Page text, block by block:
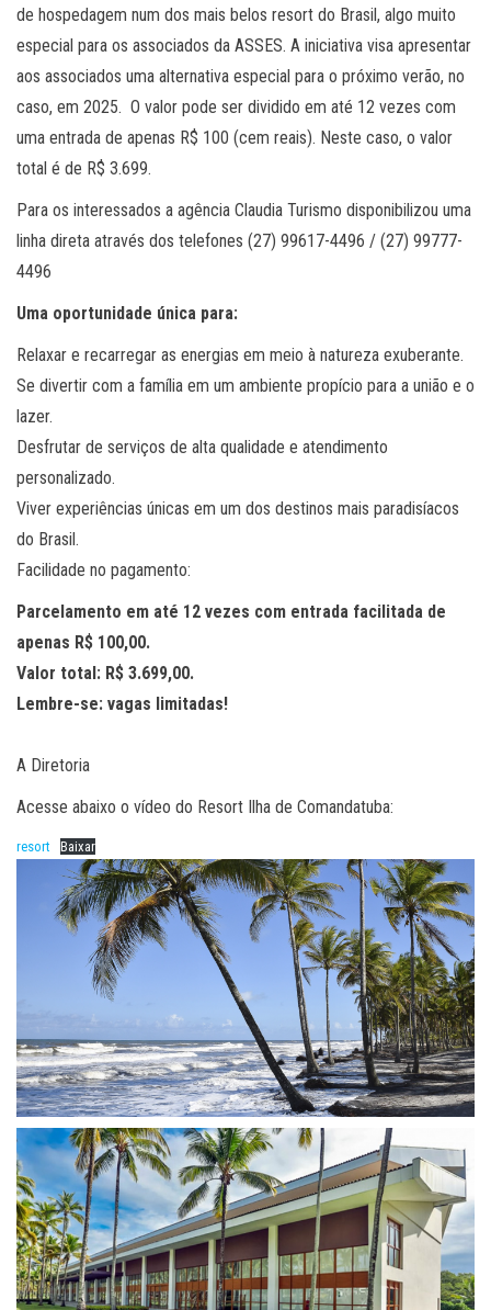
de hospedagem num dos mais belos resort do Brasil, algo muito
especial para os associados da ASSES. A iniciativa visa apresentar
aos associados uma alternativa especial para o próximo verão, no
caso, em 2025. O valor pode ser dividido em até 12 vezes com
uma entrada de apenas R$ 100 (cem reais). Neste caso, o valor
total é de R$ 3.699.
Para os interessados a agência Claudia Turismo disponibilizou uma
linha direta através dos telefones (27) 99617-4496 / (27) 99777-
4496
Uma oportunidade única para:
Relaxar e recarregar as energias em meio à natureza exuberante.
Se divertir com a família em um ambiente propício para a união e o
lazer.
Desfrutar de serviços de alta qualidade e atendimento
personalizado.
Viver experiências únicas em um dos destinos mais paradisíacos
do Brasil.
Facilidade no pagamento:
Parcelamento em até 12 vezes com entrada facilitada de
apenas R$ 100,00.
Valor total: R$ 3.699,00.
Lembre-se: vagas limitadas!
A Diretoria
Acesse abaixo o vídeo do Resort Ilha de Comandatuba:
resort Baixar